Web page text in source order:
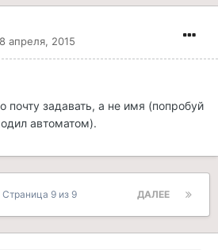
апреля, 2015
почту задавать, а не имя (попробуй
автоматом).
ДАЛЕЕ
Страница 9 из 9